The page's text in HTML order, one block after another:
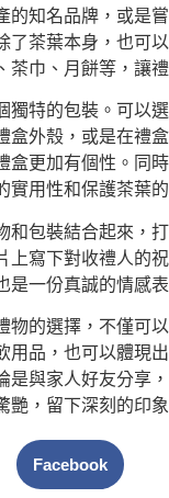
的知名品牌，或是
了茶葉本身，也可
茶巾、月餅等，讓
獨特的包裝。可以
盒外殼，或是在禮
盒更加有個性。同
實用性和保護茶葉的
和包裝結合起來，
上寫下對收禮人的
是一份真誠的情感表
物的選擇，不僅可
用品，也可以體現
是與家人好友分享
艷，留下深刻的印象
Facebook